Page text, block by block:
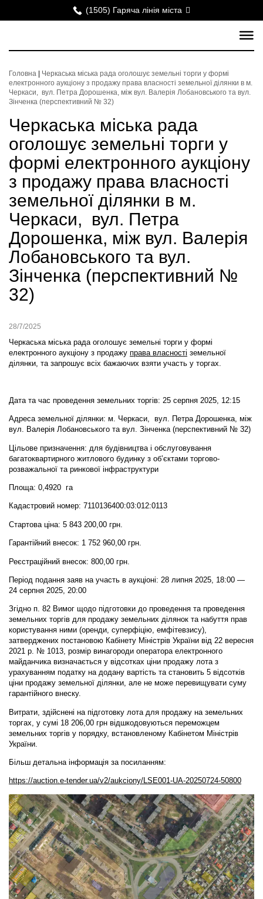
(1505) Гаряча лінія міста
Головна
Черкаська міська рада оголошує земельні торги у формі
електронного аукціону з продажу права власності земельної ділянки в м.
Черкаси, вул. Петра Дорошенка, між вул. Валерія Лобановського та вул.
Зінченка (перспективний № 32)
Черкаська міська рада
оголошує земельні торги у
формі електронного аукціону
з продажу права власності
земельної ділянки в м.
Черкаси, вул. Петра
Дорошенка, між вул. Валерія
Лобановського та вул.
Зінченка (перспективний №
32)
28/7/2025
Черкаська міська рада оголошує земельні торги у формі
електронного аукціону з продажу права власності земельної
ділянки, та запрошує всіх бажаючих взяти участь у торгах.
Дата та час проведення земельних торгів: 25 серпня 2025, 12:15
Адреса земельної ділянки: м. Черкаси, вул. Петра Дорошенка, між
вул. Валерія Лобановського та вул. Зінченка (перспективний № 32)
Цільове призначення: для будівництва і обслуговування
багатоквартирного житлового будинку з об’єктами торгово-
розважальної та ринкової інфраструктури
Площа: 0,4920 га
Кадастровий номер: 7110136400:03:012:0113
Стартова ціна: 5 843 200,00 грн.
Гарантійний внесок: 1 752 960,00 грн.
Реєстраційний внесок: 800,00 грн.
Період подання заяв на участь в аукціоні: 28 липня 2025, 18:00 —
24 серпня 2025, 20:00
Згідно п. 82 Вимог щодо підготовки до проведення та проведення
земельних торгів для продажу земельних ділянок та набуття прав
користування ними (оренди, суперфіцію, емфітевзису),
затверджених постановою Кабінету Міністрів України від 22 вересня
2021 р. № 1013, розмір винагороди оператора електронного
майданчика визначається у відсотках ціни продажу лота з
урахуванням податку на додану вартість та становить 5 відсотків
ціни продажу земельної ділянки, але не може перевищувати суму
гарантійного внеску.
Витрати, здійснені на підготовку лота для продажу на земельних
торгах, у сумі 18 206,00 грн відшкодовуються переможцем
земельних торгів у порядку, встановленому Кабінетом Міністрів
України.
Більш детальна інформація за посиланням:
https://auction.e-tender.ua/v2/aukciony/LSE001-UA-20250724-50800